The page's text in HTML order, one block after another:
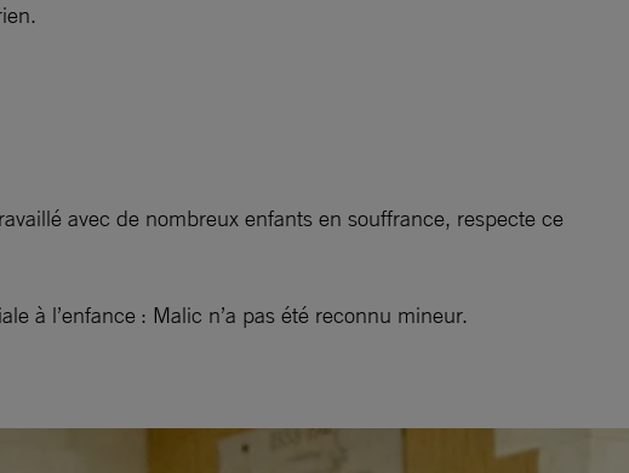
avec de nombreux enfants en souffrance, respecte ce
à l’enfance : Malic n’a pas été reconnu mineur.